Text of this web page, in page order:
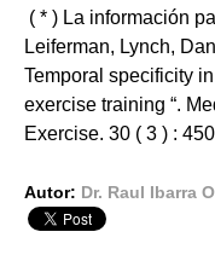
( * ) La información
Leiferman, Lynch,
Temporal specificity
exercise training “.
Exercise. 30 ( 3 ) :
Autor: Dr. Raul Ibarra